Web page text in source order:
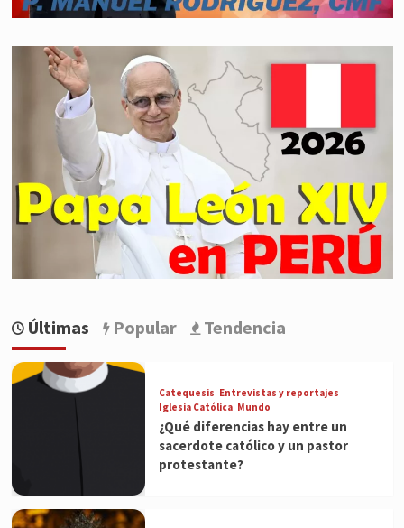
Últimas Popular Tendencia
Catequesis Entrevistas y reportajes
Iglesia Católica Mundo
¿Qué diferencias hay entre un
sacerdote católico y un pastor
protestante?